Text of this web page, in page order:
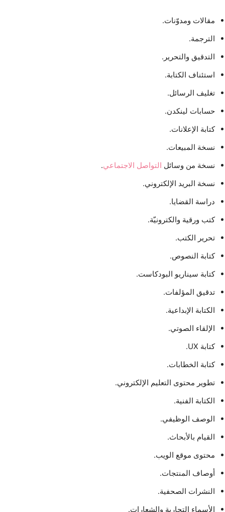
مقالات ومدوّنات.
الترجمة.
التدقيق والتحرير.
استئناف الكتابة.
تغليف الرسائل.
حسابات لينكدن.
كتابة الإعلانات.
نسخة المبيعات.
نسخة من وسائل التواصل الاجتماعي.
نسخة البريد الإلكتروني.
دراسة القضايا.
كتب ورقية والكترونيّة.
تحرير الكتب.
كتابة النصوص.
كتابة سيناريو البودكاست.
تدقيق المؤلفات.
الكتابة الإبداعية.
الإلقاء الصوتي.
كتابة UX.
كتابة الخطابات.
تطوير محتوى التعليم الإلكتروني.
الكتابة الفنية.
الوصف الوظيفي.
القيام بالأبحاث.
محتوى موقع الويب.
أوصاف المنتجات.
النشرات الصحفية.
الأسماء التجارية والشعارات.